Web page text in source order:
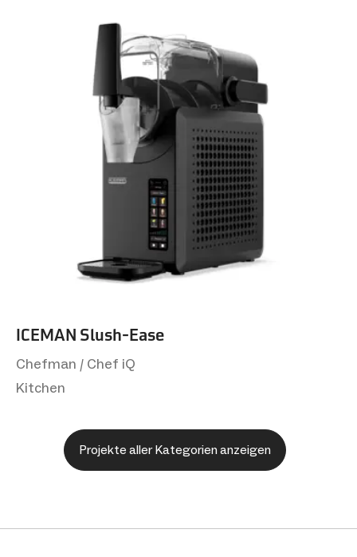
ICEMAN Slush-Ease
Chefman / Chef iQ
Kitchen
Projekte aller Kategorien anzeigen